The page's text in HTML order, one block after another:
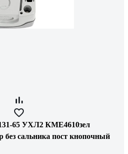
65 УХЛ2 КМЕ4610зел
сальника пост кнопочный